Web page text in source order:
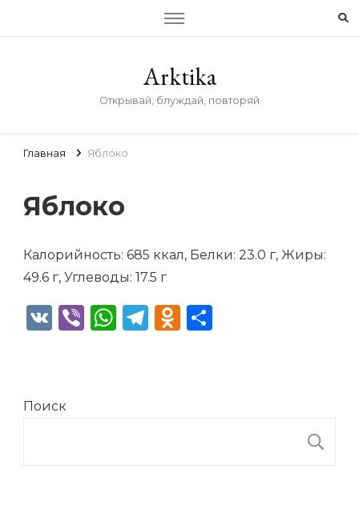
Arktika
Открывай, блуждай, повторяй
Главная Яблоко
Яблоко
Калорийность: 685 ккал, Белки: 23.0 г, Жиры:
49.6 г, Углеводы: 17.5 г
VK ViberWhatsApp
Telegram
Odnoklassniki
Поиск